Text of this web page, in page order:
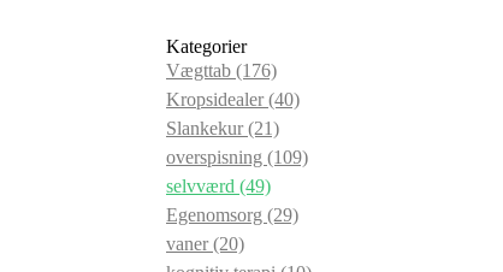
Kategorier
Vægttab (176)
Kropsidealer(40)
Slankekur(21)
overspisning (109)
selvværd (49)
Egenomsorg (29)
vaner(20)